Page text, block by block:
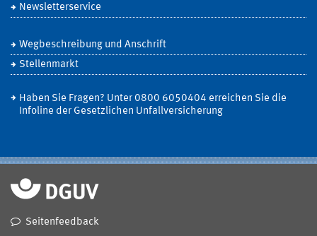
Newsletterservice
Wegbeschreibung und Anschrift
Stellenmarkt
Haben Sie Fragen? Unter 0800 6050404 erreichen Sie die
Infoline der Gesetzlichen Unfallversicherung
Seitenfeedback